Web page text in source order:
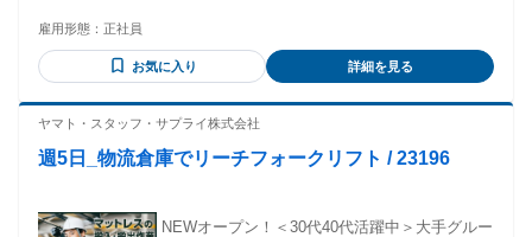
たい方 ・中高年活躍企業で働きたい方 ・女性活躍中企業で働
きたい方 ・安全に運転できる方 ・交通ルールを順守する方
・挨拶と笑顔の対応ができる方 ・社会人としてのマナーがあ
雇用形態： 正社員
お気に入り 詳細を見る
ヤマト・スタッフ・サプライ株式会社
週5日_物流倉庫でリーチフォークリフト / 23196
NEWオープン！＜30代40代活躍中＞大手グルー